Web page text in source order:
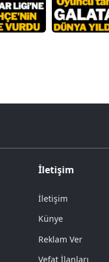
İletişim
İletişim
Künye
Reklam Ver
Vefat İlanları